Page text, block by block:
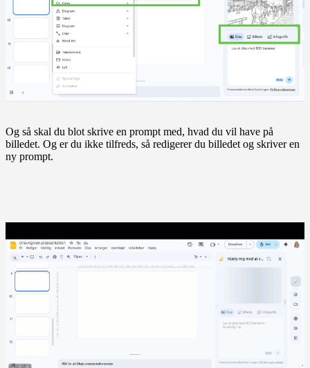
Og så skal du blot skrive en prompt med, hvad du vil have på
billedet. Og er du ikke tilfreds, så redigerer du billedet og skriver en
ny prompt.